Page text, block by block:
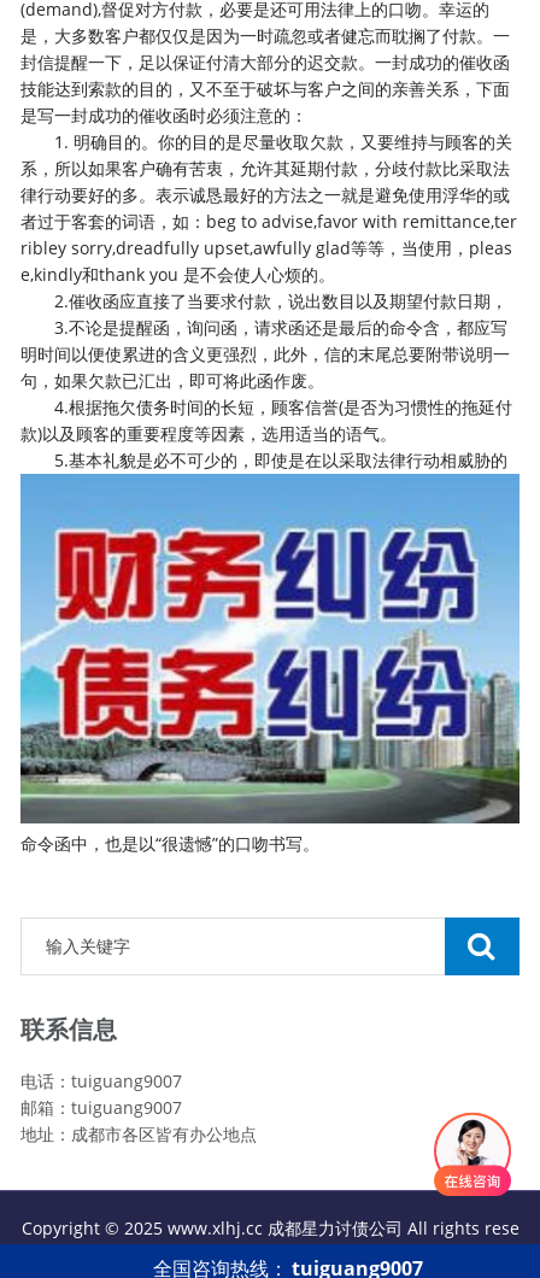
(demand),督促对方付款，必要是还可用法律上的口吻。幸运的
是，大多数客户都仅仅是因为一时疏忽或者健忘而耽搁了付款。一
封信提醒一下，足以保证付清大部分的迟交款。一封成功的催收函
技能达到索款的目的，又不至于破坏与客户之间的亲善关系，下面
是写一封成功的催收函时必须注意的：
1. 明确目的。你的目的是尽量收取欠款，又要维持与顾客的关
系，所以如果客户确有苦衷，允许其延期付款，分歧付款比采取法
律行动要好的多。表示诚恳最好的方法之一就是避免使用浮华的或
者过于客套的词语，如：beg to advise,favor with remittance,ter
ribley sorry,dreadfully upset,awfully glad等等，当使用，pleas
e,kindly和thank you 是不会使人心烦的。
2.催收函应直接了当要求付款，说出数目以及期望付款日期，
3.不论是提醒函，询问函，请求函还是最后的命令含，都应写
明时间以便使累进的含义更强烈，此外，信的末尾总要附带说明一
句，如果欠款已汇出，即可将此函作废。
4.根据拖欠债务时间的长短，顾客信誉(是否为习惯性的拖延付
款)以及顾客的重要程度等因素，选用适当的语气。
5.基本礼貌是必不可少的，即使是在以采取法律行动相威胁的
命令函中，也是以“很遗憾”的口吻书写。
联系信息
电话：tuiguang9007
邮箱：tuiguang9007
地址：成都市各区皆有办公地点
Copyright © 2025 www.xlhj.cc 成都星力讨债公司 All rights rese
rved.
全国咨询热线： tuiguang9007